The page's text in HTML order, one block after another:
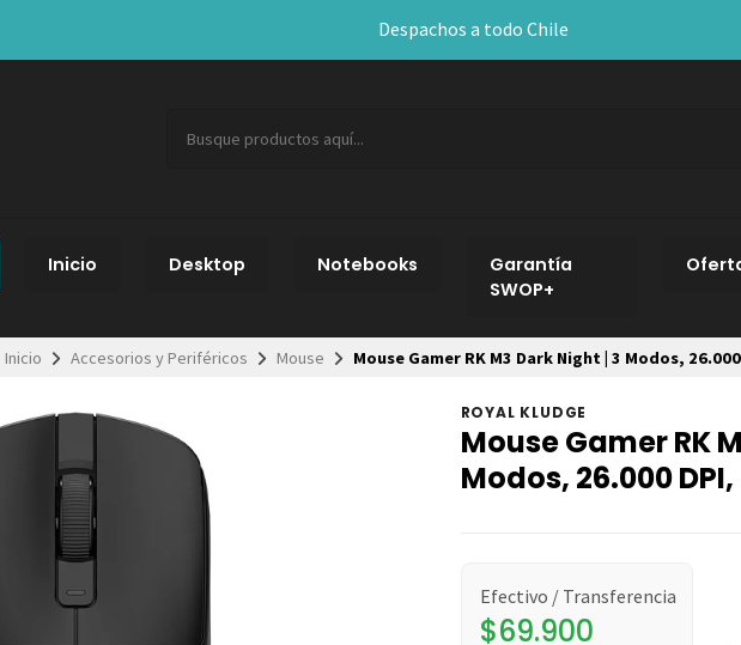
Despachos a todo Chile
Inicio Desktop Notebooks
Garantía
SWOP+
Inicio Accesorios y Periféricos Mouse Mouse Gamer RK M3 Dark Night | 3 Modos,
ROYAL KLUDGE
Mouse Gamer RK
Modos, 26.000
Efectivo / Transferencia
$69.900